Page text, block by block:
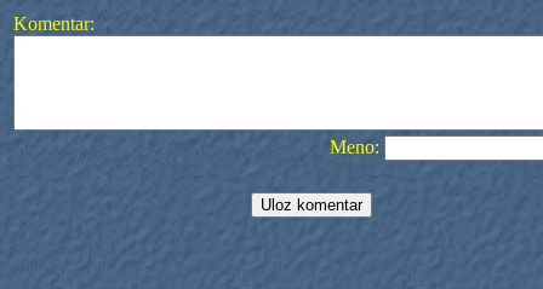
Komentar:
Meno: